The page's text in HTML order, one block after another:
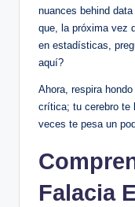
nuances behind
que, la próxima vez
en estadísticas,
aquí?
Ahora, respira
crítica; tu cerebro te
veces te pesa un
Falacia